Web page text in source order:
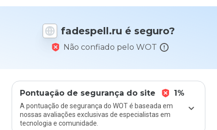
fadespell.ru é seguro?
Não confiado pelo WOT
Pontuação de segurança do site 1%
A pontuação de segurança do WOT é baseada em
nossas avaliações exclusivas de especialistas em
tecnologia e comunidade.
que